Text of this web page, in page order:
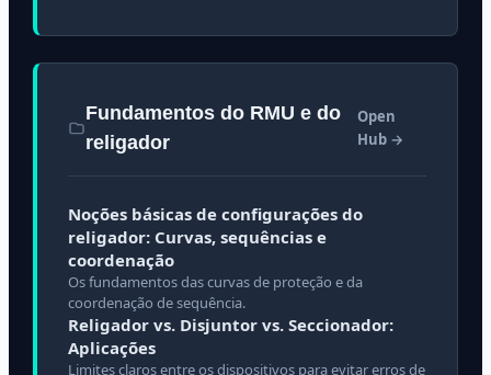
Fundamentos do RMU e do
religador
Open
Hub →
Noções básicas de configurações do
religador: Curvas, sequências e
coordenação
Os fundamentos das curvas de proteção e da
coordenação de sequência.
Religador vs. Disjuntor vs. Seccionador:
Aplicações
Limites claros entre os dispositivos para evitar erros de